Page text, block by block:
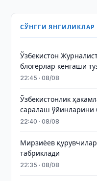
СЎНГГИ ЯНГИЛИКЛАР
Ўзбекистон
блогерлар кенгаши
22:45 · 08/08
Ўзбекистонлик
саралаш ўйинларини
22:40 · 08/08
Мирзиёев
табриклади
22:35 · 08/08